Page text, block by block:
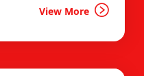
View More